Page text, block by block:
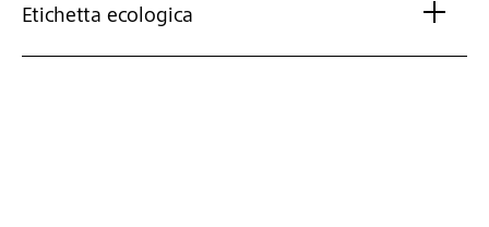
Etichetta ecologica